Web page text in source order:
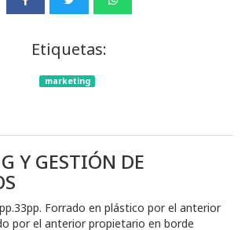
Etiquetas:
marketing
Y GESTIÓN DE
Forrado en plástico por el anterior
por el anterior propietario en borde